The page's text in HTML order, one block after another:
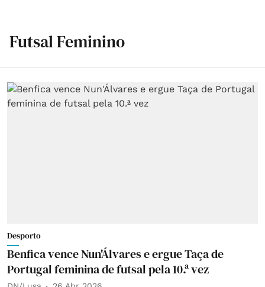
Futsal Feminino
Desporto
Benfica vence Nun'Álvares e ergue Taça de
Portugal feminina de futsal pela 10.ª vez